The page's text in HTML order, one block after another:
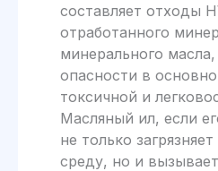
составляет отходы
отработанного
минерального
опасности в
токсичной и
Масляный ил, если
не только
среду, но и вызывает